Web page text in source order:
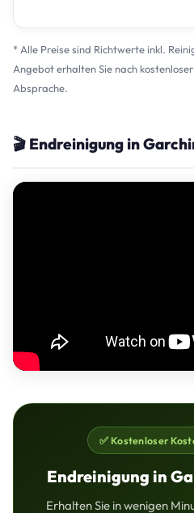
* Alle Preise sind Richtwerte inkl.
Angebot erhalten Sie nach
Absprache.
🎬 Endreinigung in
✅ Kostenloser
Endreinigung in
Erhalten Sie in wenigen